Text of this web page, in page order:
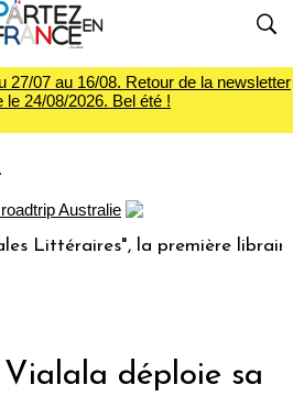
27/07 au 16/08. Retour de la newsletter
le 24/08/2026. Bel été !
la première librairie du
Vialala déploie sa